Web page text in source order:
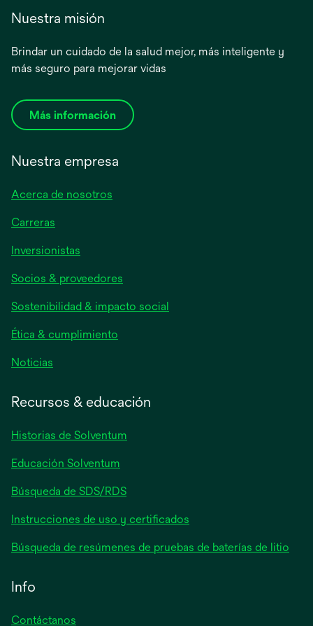
Nuestra misión
Brindar un cuidado de la salud mejor, más inteligente y
más seguro para mejorar vidas
Más información
Nuestra empresa
Acerca de nosotros
Carreras
Inversionistas
en
una
pestaña
nueva
Socios & proveedores
Sostenibilidad & impacto social
Ética & cumplimiento
Noticias
pestaña
Recursos & educación
Historias de Solventum
Educación Solventum
Búsqueda de SDS/RDS
Instrucciones de uso y certificados
Búsqueda de resúmenes de pruebas de baterías de litio
Info
Contáctanos